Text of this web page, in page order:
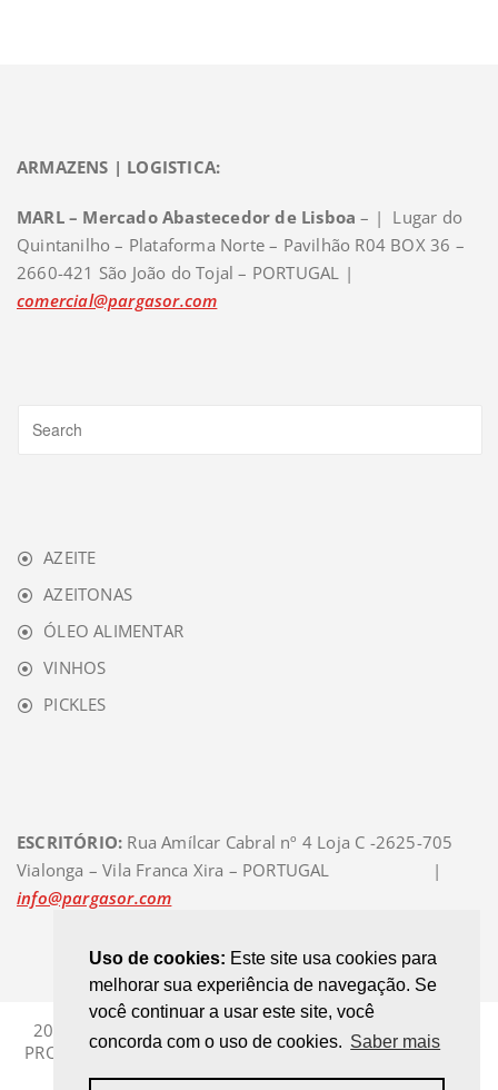
Uso de cookies: Este site usa cookies para
melhorar sua experiência de navegação. Se
você continuar a usar este site, você
concorda com o uso de cookies. Saber mais
ARMAZENS | LOGISTICA:
MARL – Mercado Abastecedor de Lisboa – | Lugar do
Quintanilho – Plataforma Norte – Pavilhão R04 BOX 36 –
2660-421 São João do Tojal – PORTUGAL |
comercial@pargasor.com
AZEITE
AZEITONAS
ÓLEO ALIMENTAR
VINHOS
PICKLES
ESCRITÓRIO: Rua Amílcar Cabral nº 4 Loja C -2625-705
Vialonga – Vila Franca Xira – PORTUGAL |
info@pargasor.com
2012 / 2024 - @ PARGASOR group | WE ARE PRODUCT
PRODUCERS AND SELECTORS | Theme:Appointment Red
by Webriti